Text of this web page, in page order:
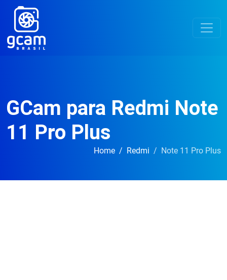
GCam para Redmi Note
11 Pro Plus
Home Redmi Note 11 Pro Plus